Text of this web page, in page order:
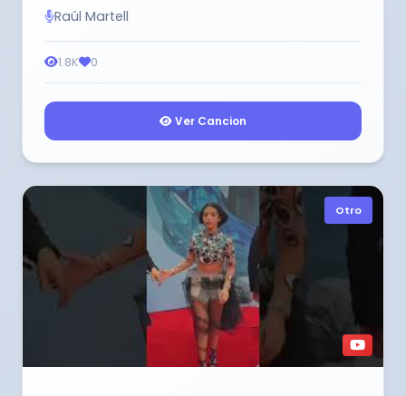
Raúl Martell
1.8K 0
Ver Cancion
Otro